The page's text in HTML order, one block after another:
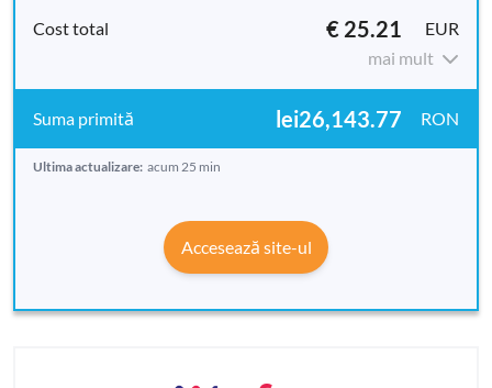
€ 25.21
EUR
mai mult
lei26,143.77 RON
Ultima actualizare: acum 25 min
Accesează site-ul